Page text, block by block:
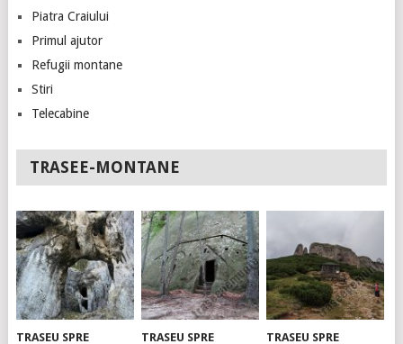
Piatra Craiului
Primul ajutor
Refugii montane
Stiri
Telecabine
TRASEE-MONTANE
TRASEU SPRE TRASEU SPRE TRASEU SPRE